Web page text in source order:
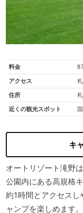
料金
アクセス
住所
近くの観光スポット
キ
オートリゾート滝野
公園内にある高規格
約1時間とアクセス
ャンプを楽しめます。